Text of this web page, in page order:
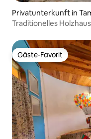
Privatunterkunft in
Traditionelles
Gäste-Favorit
Gäste-Favorit